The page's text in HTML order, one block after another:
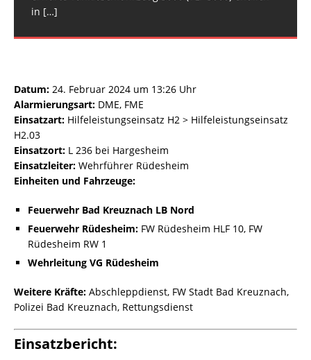
in […]
und Fahrzeuge:
Hargesheim-Roxheim LF 20 KatS
[…]
Datum: 24. Februar 2024 um 13:26 Uhr
Alarmierungsart: DME, FME
Einsatzart: Hilfeleistungseinsatz H2 > Hilfeleistungseinsatz
H2.03
Einsatzort: L 236 bei Hargesheim
Einsatzleiter: Wehrführer Rüdesheim
Einheiten und Fahrzeuge:
Feuerwehr Bad Kreuznach LB Nord
Feuerwehr Rüdesheim: FW Rüdesheim HLF 10, FW
Rüdesheim RW 1
Wehrleitung VG Rüdesheim
Weitere Kräfte: Abschleppdienst, FW Stadt Bad Kreuznach,
Polizei Bad Kreuznach, Rettungsdienst
Einsatzbericht: